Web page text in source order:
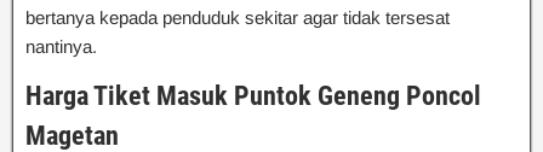
bertanya kepada penduduk sekitar agar tidak tersesat
nantinya.
Harga Tiket Masuk Puntok Geneng Poncol
Magetan